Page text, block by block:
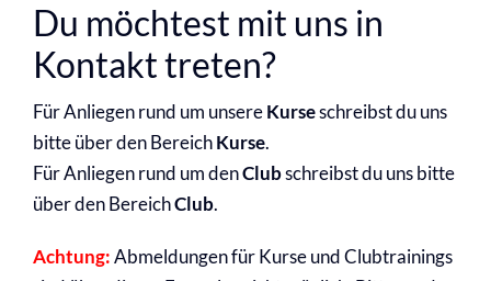
for:
Du möchtest mit uns in
Kontakt treten?
Für Anliegen rund um unsereKurseschreibst du uns
bitte über den BereichKurse.
Für Anliegen rund um denClubschreibst du uns bitte
über den BereichClub.
Achtung:Abmeldungen für Kurse und Clubtrainings